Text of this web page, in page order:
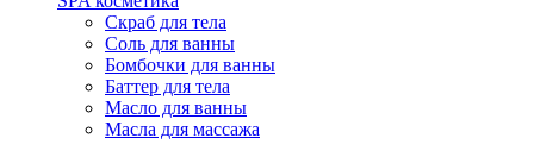
Скраб для тела
Соль для ванны
Бомбочки для ванны
Баттер для тела
Масло для ванны
Масла для массажа